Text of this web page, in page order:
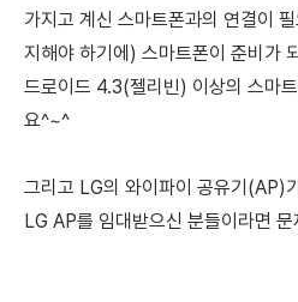
가지고 계신 스마트폰과의 연결이 필
지해야 하기에) 스마트폰이 준비가
드로이드 4.3(젤리빈) 이상의 스마
요^~^
그리고 LG의 와이파이 공유기(AP)
LG AP를 임대받으신 분들이라면 문